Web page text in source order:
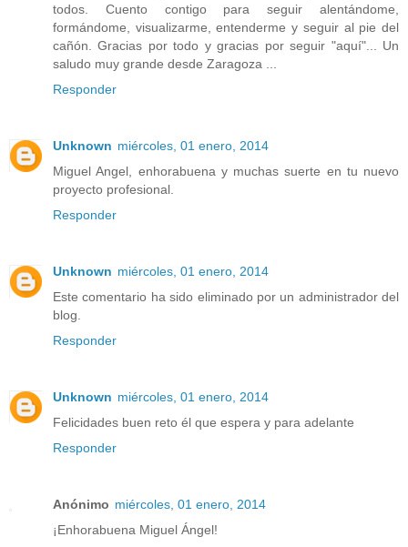
todos. Cuento contigo para seguir alentándome,
formándome, visualizarme, entenderme y seguir al pie del
cañón. Gracias por todo y gracias por seguir "aquí"... Un
saludo muy grande desde Zaragoza ...
Responder
Unknown miércoles, 01 enero, 2014
Miguel Angel, enhorabuena y muchas suerte en tu nuevo
proyecto profesional.
Responder
Unknown miércoles, 01 enero, 2014
Este comentario ha sido eliminado por un administrador del
blog.
Responder
Unknown miércoles, 01 enero, 2014
Felicidades buen reto él que espera y para adelante
Responder
Anónimo miércoles, 01 enero, 2014
¡Enhorabuena Miguel Ángel!